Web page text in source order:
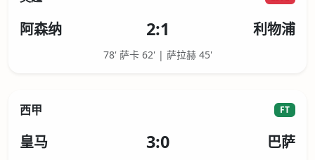
阿森纳 2:1 利物浦
78' 萨卡 62' | 萨拉赫 45'
西甲 FT
皇马 3:0 巴萨